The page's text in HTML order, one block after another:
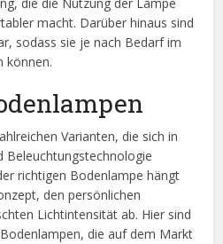
macht. Darüber hinaus sind
sodass sie je nach Bedarf im
können.
Varianten, die sich in
Beleuchtungstechnologie
richtigen Bodenlampe hängt
den persönlichen
Lichtintensität ab. Hier sind
die auf dem Markt